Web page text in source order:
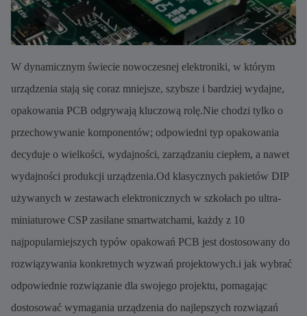
W dynamicznym świecie nowoczesnej elektroniki, w którym
urządzenia stają się coraz mniejsze, szybsze i bardziej wydajne,
opakowania PCB odgrywają kluczową rolę.Nie chodzi tylko o
przechowywanie komponentów; odpowiedni typ opakowania
decyduje o wielkości, wydajności, zarządzaniu ciepłem, a nawet
wydajności produkcji urządzenia.Od klasycznych pakietów DIP
używanych w zestawach elektronicznych w szkołach po ultra-
miniaturowe CSP zasilane smartwatchami, każdy z 10
najpopularniejszych typów opakowań PCB jest dostosowany do
rozwiązywania konkretnych wyzwań projektowych.i jak wybrać
odpowiednie rozwiązanie dla swojego projektu, pomagając
dostosować wymagania urządzenia do najlepszych rozwiązań